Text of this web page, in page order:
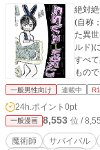
絶対
(自称
た異
ルド)に 飛ばさ
すべ
もの
一般男性向け 連載中
24h.ポイント 0pt
一般漫画 8,553 位 /
魔術師 サバイバル